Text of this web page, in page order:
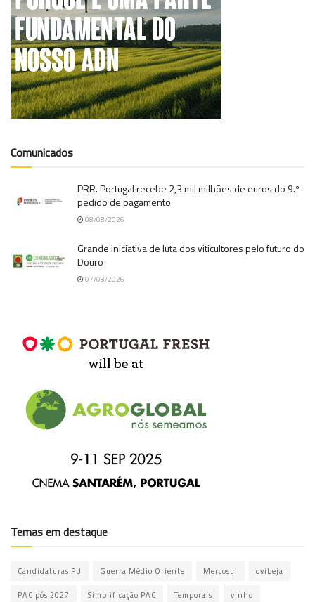
Comunicados
PRR. Portugal recebe 2,3 mil milhões de euros do 9.º
pedido de pagamento
08/08/2026
Grande iniciativa de luta dos viticultores pelo futuro do
Douro
07/08/2026
Temas em destaque
Candidaturas PU Guerra Médio Oriente Mercosul ovibeja
PAC pós 2027 Simplificação PAC Temporais vinho